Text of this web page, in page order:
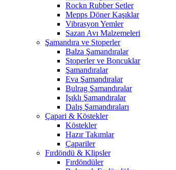
Rockn Rubber Setler
Mepps Döner Kaşıklar
Vibrasyon Yemler
Sazan Avı Malzemeleri
Şamandıra ve Stoperler
Balza Şamandıralar
Stoperler ve Boncuklar
Şamandıralar
Eva Şamandıralar
Bulrag Şamandıralar
Işıklı Şamandıralar
Dalış Şamandıraları
Çapari & Köstekler
Köstekler
Hazır Takımlar
Çapariler
Fırdöndü & Klipsler
Fırdöndüler